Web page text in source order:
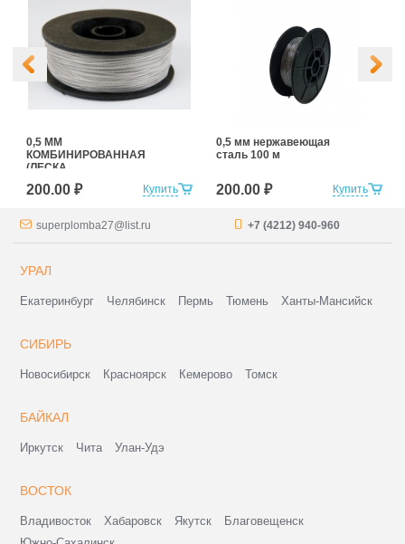
Купить
0,5 ММ
КОМБИНИРОВАННАЯ
(ЛЕСКА
+НЕРЖАВЕЮЩАЯ
СТАЛЬ) 100 м
200.00 ₽ Купить
0,5 мм нержавеющая
сталь 100 м
200.00 ₽
superplomba27@list.ru +7 (4212) 940-960
УРАЛ
Екатеринбург Челябинск Пермь Тюмень Ханты-Мансийск
СИБИРЬ
Новосибирск Красноярск Кемерово Томск
БАЙКАЛ
Иркутск Чита Улан-Удэ
ВОСТОК
Владивосток Хабаровск Якутск
Благовещенск